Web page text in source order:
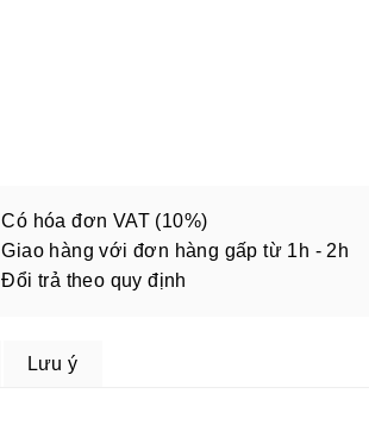
Có hóa đơn VAT (10%)
Giao hàng với đơn hàng gấp từ 1h - 2h
Đổi trả theo quy định
Lưu ý